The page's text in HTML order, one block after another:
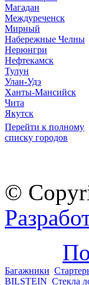
Магадан
Междуреченск
Мирный
Набережные Челны
Нерюнгри
Нефтекамск
Тулун
Улан-Удэ
Ханты-Мансийск
Чита
Якутск
Перейти к полному
списку городов
©
Багажники
BILSTEIN Стекла